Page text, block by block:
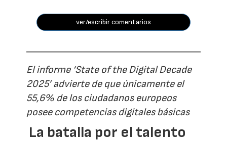
ver/escribir comentarios
El informe ‘State of the Digital Decade
2025’ advierte de que únicamente el
55,6% de los ciudadanos europeos
posee competencias digitales básicas
La batalla por el talento